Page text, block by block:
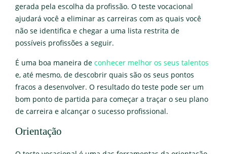
gerada pela escolha da profissão. O teste vocacional
ajudará você a eliminar as carreiras com as quais você
não se identifica e chegar a uma lista restrita de
possíveis profissões a seguir.
É uma boa maneira de conhecer melhor os seus talentos
e, até mesmo, de descobrir quais são os seus pontos
fracos a desenvolver. O resultado do teste pode ser um
bom ponto de partida para começar a traçar o seu plano
de carreira e alcançar o sucesso profissional.
Orientação